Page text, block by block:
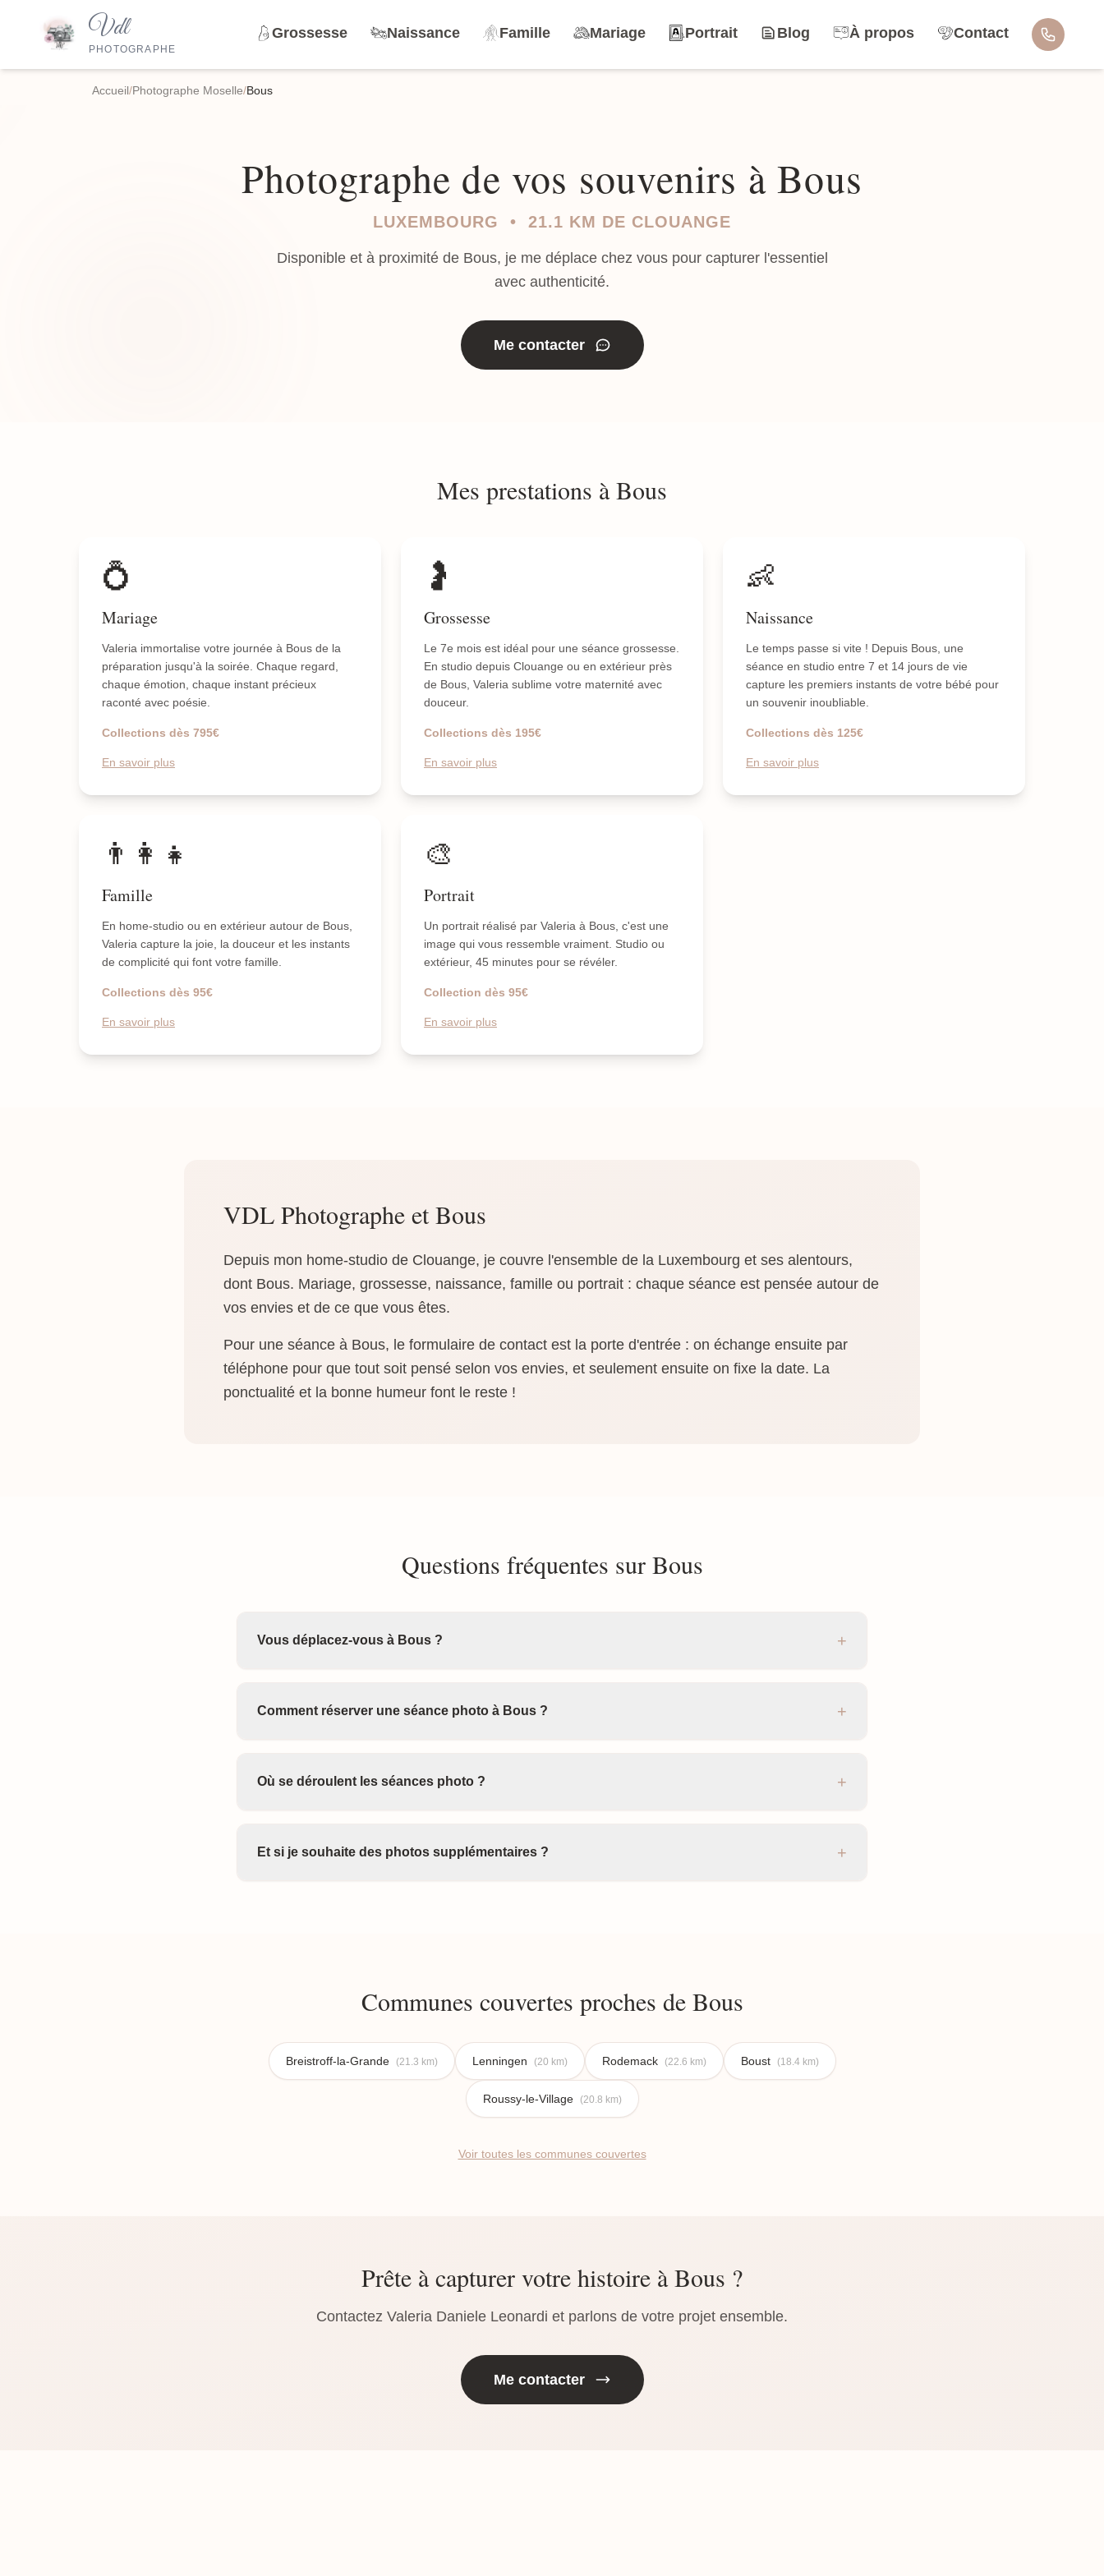
Vdl
PHOTOGRAPHE
Grossesse Naissance Famille Mariage Portrait Blog À propos Contact
Accueil/Photographe Moselle/Bous
Photographe de vos souvenirs à Bous
LUXEMBOURG • 21.1 KM DE CLOUANGE
Disponible et à proximité de Bous, je me déplace chez vous pour capturer l'essentiel
avec authenticité.
Me contacter
Mes prestations à Bous
💍
Mariage
Valeria immortalise votre journée à Bous de la
préparation jusqu'à la soirée. Chaque regard,
chaque émotion, chaque instant précieux
raconté avec poésie.
Collections dès 795€
En savoir plus
🤰
Grossesse
Le 7e mois est idéal pour une séance grossesse.
En studio depuis Clouange ou en extérieur près
de Bous, Valeria sublime votre maternité avec
douceur.
Collections dès 195€
En savoir plus
👶
Naissance
Le temps passe si vite ! Depuis Bous, une
séance en studio entre 7 et 14 jours de vie
capture les premiers instants de votre bébé pour
un souvenir inoubliable.
Collections dès 125€
En savoir plus
👨‍👩‍👧
Famille
En home-studio ou en extérieur autour de Bous,
Valeria capture la joie, la douceur et les instants
de complicité qui font votre famille.
Collections dès 95€
En savoir plus
🎨
Portrait
Un portrait réalisé par Valeria à Bous, c'est une
image qui vous ressemble vraiment. Studio ou
extérieur, 45 minutes pour se révéler.
Collection dès 95€
En savoir plus
VDL Photographe et Bous
Depuis mon home-studio de Clouange, je couvre l'ensemble de la Luxembourg et ses alentours,
dont Bous. Mariage, grossesse, naissance, famille ou portrait : chaque séance est pensée autour de
vos envies et de ce que vous êtes.
Pour une séance à Bous, le formulaire de contact est la porte d'entrée : on échange ensuite par
téléphone pour que tout soit pensé selon vos envies, et seulement ensuite on fixe la date. La
ponctualité et la bonne humeur font le reste !
Questions fréquentes sur Bous
Vous déplacez-vous à Bous ? +
Comment réserver une séance photo à Bous ? +
Où se déroulent les séances photo ? +
Et si je souhaite des photos supplémentaires ? +
Communes couvertes proches de Bous
Breistroff-la-Grande (21.3 km) Lenningen (20 km) Rodemack (22.6 km) Boust (18.4 km)
Roussy-le-Village (20.8 km)
Voir toutes les communes couvertes
Prête à capturer votre histoire à Bous ?
Contactez Valeria Daniele Leonardi et parlons de votre projet ensemble.
Me contacter